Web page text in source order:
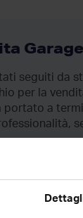
Garage
seguiti da
per la
portato a